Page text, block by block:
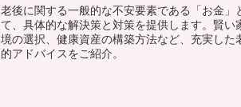
老後に関する一般的な不安要素である「お金」
て、具体的な解決策と対策を提供します。賢い
境の選択、健康資産の構築方法など、充実した
的アドバイスをご紹介。